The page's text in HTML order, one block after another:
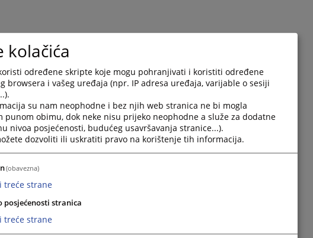
Trenutno nema vijesti
kolačića
određene skripte koje mogu pohranjivati i koristiti određene
browsera i vašeg uređaja (npr. IP adresa uređaja, varijable o sesiji
su nam neophodne i bez njih web stranica ne bi mogla
punom obimu, dok neke nisu prijeko neophodne a služe za dodatne
nivoa posjećenosti, budućeg usavršavanja stranice...).
dozvoliti ili uskratiti pravo na korištenje tih informacija.
(obavezna)
treće strane
posjećenosti stranica
treće strane